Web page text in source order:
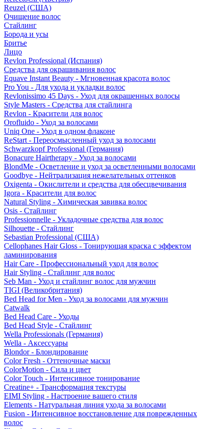
Reuzel (США)
Очищение волос
Стайлинг
Борода и усы
Бритье
Лицо
Revlon Professional (Испания)
Средства для окрашивания волос
Equave Instant Beauty - Мгновенная красота волос
Pro You - Для ухода и укладки волос
Revlonissimo 45 Days - Уход для окрашенных волосы
Style Masters - Средства для стайлинга
Revlon - Красители для волос
Orofluido - Уход за волосами
Uniq One - Уход в одном флаконе
ReStart - Переосмысленный уход за волосами
Schwarzkopf Professional (Германия)
Bonacure Hairtherapy - Уход за волосами
BlondMe - Осветление и уход за осветленными волосами
Goodbye - Нейтрализация нежелательных оттенков
Oxigenta - Окислители и средства для обесцвечивания
Igora - Красители для волос
Natural Styling - Химическая завивка волос
Osis - Стайлинг
Professionnelle - Укладочные средства для волос
Silhouette - Стайлинг
Sebastian Professional (США)
Cellophanes Hair Gloss - Тонирующая краска с эффектом
ламинирования
Hair Care - Профессиональный уход для волос
Hair Styling - Стайлинг для волос
Seb Man - Уход и стайлинг волос для мужчин
TIGI (Великобритания)
Bed Head for Men - Уход за волосами для мужчин
Catwalk
Bed Head Care - Уходы
Bed Head Style - Стайлинг
Wella Professionals (Германия)
Wella - Аксессуары
Blondor - Блондирование
Color Fresh - Оттеночные маски
ColorMotion - Сила и цвет
Color Touch - Интенсивное тонирование
Creatine+ - Трансформация текстуры
EIMI Styling - Настроение вашего стиля
Elements - Натуральная линия ухода за волосами
Fusion - Интенсивное восстановление для поврежденных
волос